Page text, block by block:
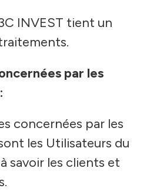
INVEST tient un
par les
concernées par les
les Utilisateurs du
savoir les clients et